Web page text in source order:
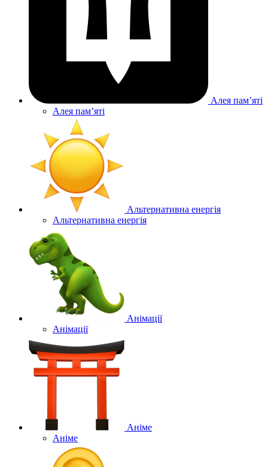
Алея памʼяті
Алея памʼяті
Альтернативна енергія
Альтернативна енергія
Анімації
Анімації
Аніме
Аніме